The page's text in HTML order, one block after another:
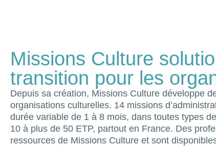
Missions Culture
transition pour les
Depuis sa création, Missions Culture développe
organisations culturelles. 14 missions
durée variable de 1 à 8 mois, dans toutes types
10 à plus de 50 ETP, partout en France. Des
ressources de Missions Culture et sont